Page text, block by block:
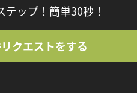
テップ！簡単30秒！
クエストをする